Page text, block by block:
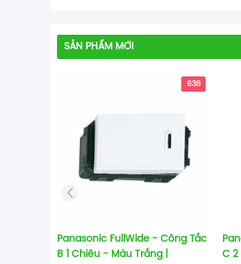
SẢN PHẨM MỚI
638
Panasonic FullWide - Công Tắc
B 1 Chiều - Màu Trắng |
C 2